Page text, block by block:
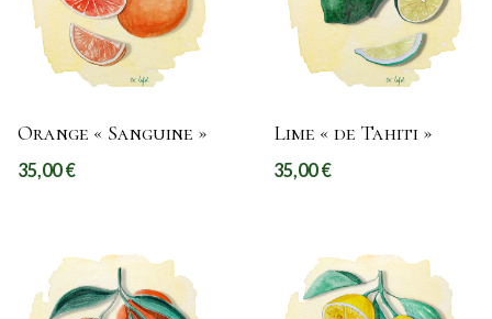
Orange « Sanguine »
35,00€
Lime « de Tahiti »
35,00€